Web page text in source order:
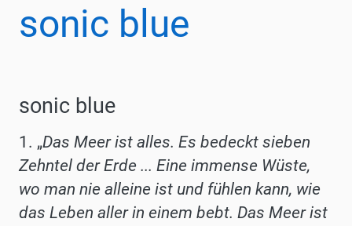
sonic blue
sonic blue
1. „Das Meer ist alles. Es bedeckt sieben
Zehntel der Erde ... Eine immense Wüste,
wo man nie alleine ist und fühlen kann, wie
das Leben aller in einem bebt. Das Meer ist